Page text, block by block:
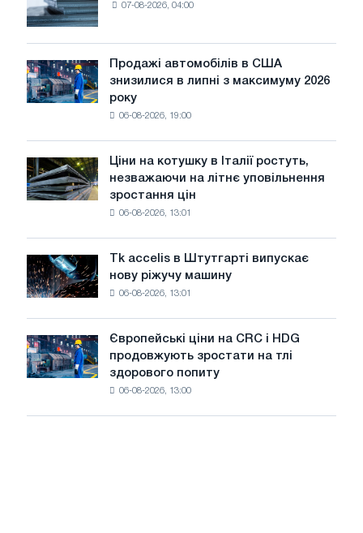
Європі
виживуть
тільки
ЕДП:
PwC
07-08-2026, 04:00
Продажі
автомобілів
в
липні
з
максимуму
року
Продажі автомобілів в США
знизилися в липні з максимуму 2026
року
06-08-2026, 19:00
Ціни
на
котушку
незважаючи
на
літнє
уповільнення
зростання
цін
Ціни на котушку в Італії ростуть,
незважаючи на літнє уповільнення
зростання цін
06-08-2026, 13:01
Tk
accelis
в
нову
ріжучу
машину
Tk accelis в Штутгарті випускає
нову ріжучу машину
06-08-2026, 13:01
Європейські
ціни
на
Європейські ціни на CRC і HDG
продовжують зростати на тлі
здорового попиту
06-08-2026, 13:00